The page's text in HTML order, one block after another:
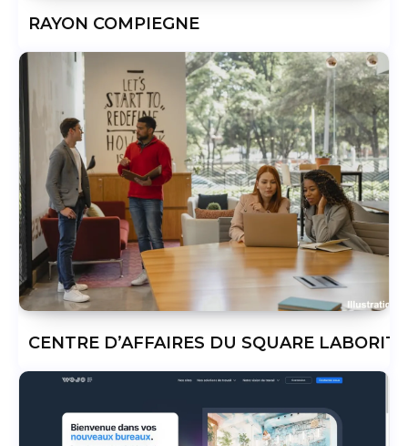
RAYON COMPIEGNE
CENTRE D’AFFAIRES DU SQUARE LABORIT